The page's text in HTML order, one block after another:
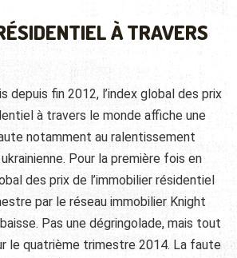
À TRAVERS
depuis fin 2012, l’index global des prix
à travers le monde affiche une
notamment au ralentissement
Pour la première fois en
des prix de l’immobilier résidentiel
par le réseau immobilier Knight
baisse. Pas une dégringolade, mais tout
le quatrième trimestre 2014. La faute